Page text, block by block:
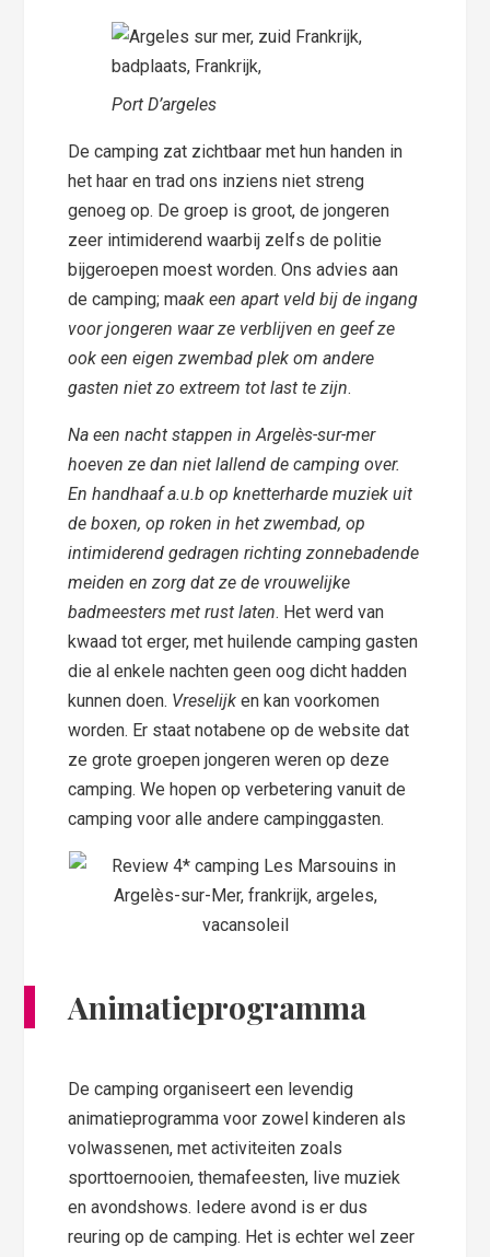
Port D’argeles
De camping zat zichtbaar met hun handen in
het haar en trad ons inziens niet streng
genoeg op. De groep is groot, de jongeren
zeer intimiderend waarbij zelfs de politie
bijgeroepen moest worden. Ons advies aan
de camping; maak een apart veld bij de ingang
voor jongeren waar ze verblijven en geef ze
ook een eigen zwembad plek om andere
gasten niet zo extreem tot last te zijn.
Na een nacht stappen in Argelès-sur-mer
hoeven ze dan niet lallend de camping over.
En handhaaf a.u.b op knetterharde muziek uit
de boxen, op roken in het zwembad, op
intimiderend gedragen richting zonnebadende
meiden en zorg dat ze de vrouwelijke
badmeesters met rust laten. Het werd van
kwaad tot erger, met huilende camping gasten
die al enkele nachten geen oog dicht hadden
kunnen doen. Vreselijk en kan voorkomen
worden. Er staat notabene op de website dat
ze grote groepen jongeren weren op deze
camping. We hopen op verbetering vanuit de
camping voor alle andere campinggasten.
Animatieprogramma
De camping organiseert een levendig
animatieprogramma voor zowel kinderen als
volwassenen, met activiteiten zoals
sporttoernooien, themafeesten, live muziek
en avondshows. Iedere avond is er dus
reuring op de camping. Het is echter wel zeer